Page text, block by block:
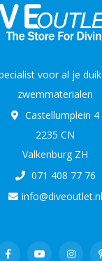
voor al je
zwemmaterialen
Castellumplein 4
2235 CN
Valkenburg ZH
071 408 77 76
info@diveoutlet.nl